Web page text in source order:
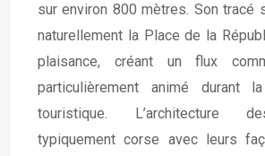
sur environ 800 mètres. Son tracé
naturellement la Place de la
plaisance, créant un flux
particulièrement animé durant
touristique. L’architecture
typiquement corse avec leurs